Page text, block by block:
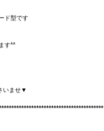
ド型です
す^^
いませ▼